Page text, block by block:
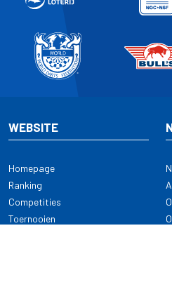
WEBSITE
Homepage
Ranking
Competities
Toernooien